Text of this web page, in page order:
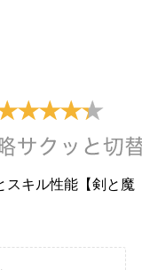
スキル性能【剣と魔